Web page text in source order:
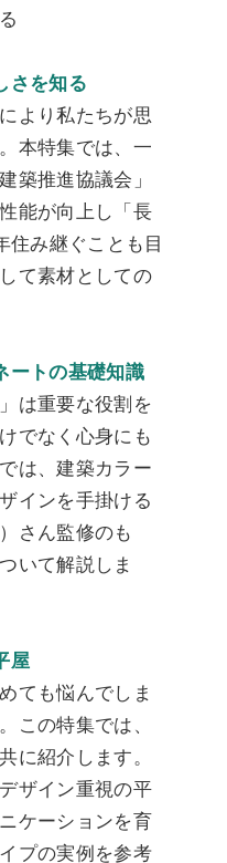
さを知る
より私たちが思
本特集では、一
築推進協議会」
能が向上し「長
住み継ぐことも目
て素材としての
ートの基礎知識
は重要な役割を
でなく心身にも
は、建築カラー
インを手掛ける
さん監修のも
いて解説しま
屋
ても悩んでしま
この特集では、
に紹介します。
ザイン重視の平
ケーションを育
プの実例を参考